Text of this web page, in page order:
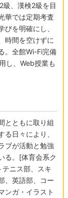
級、漢検2級を目
華では定期考査
を明確にし、
時間を空けずに
。全館Wi-Fi完備
し、Web授業も
とともに取り組
日々により、
ブが活動と勉強
る。[体育会系ク
ニス部、スキ
、英語部、コー
ンガ・イラスト